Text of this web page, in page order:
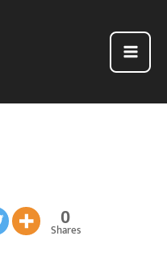
Main
0
Shares